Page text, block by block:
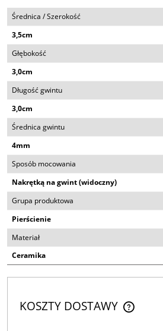
Średnica / Szerokość
3,5cm
Głębokość
3,0cm
Długość gwintu
3,0cm
Średnica gwintu
4mm
Sposób mocowania
Nakrętką na gwint (widoczny)
Grupa produktowa
Pierścienie
Materiał
Ceramika
KOSZTY DOSTAWY
CENA NIE ZAWIERA EWENTUALNYCH